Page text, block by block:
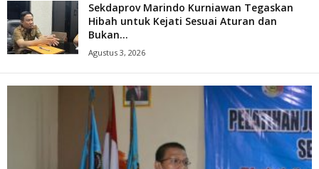
Sekdaprov Marindo Kurniawan Tegaskan
Hibah untuk Kejati Sesuai Aturan dan
Bukan...
Agustus 3, 2026